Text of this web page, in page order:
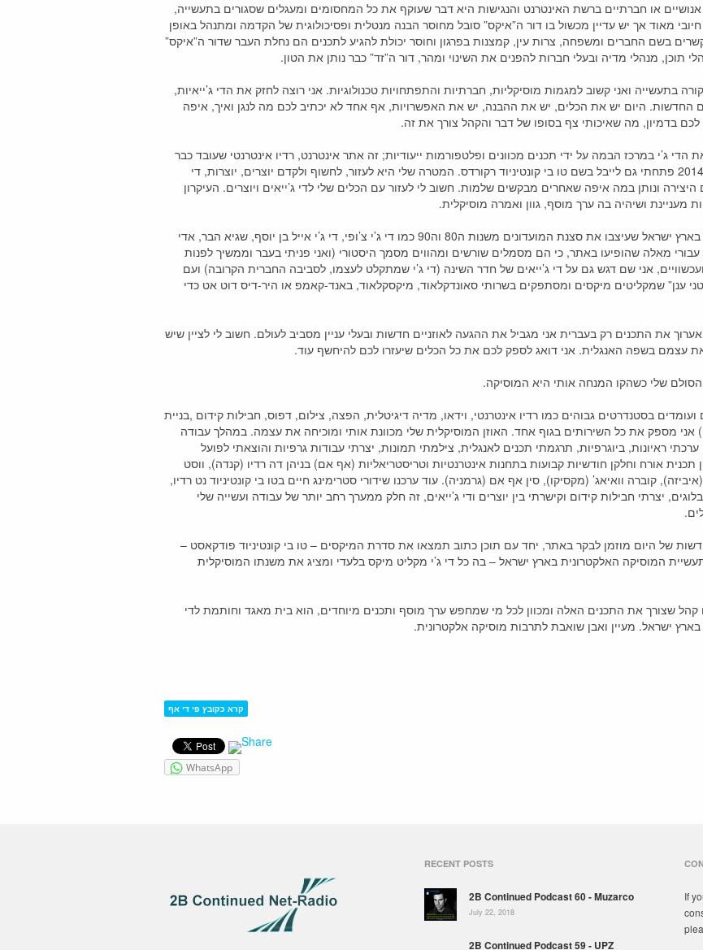
אנושיים או חברתיים ברשת האינטרנט והנגישות היא דבר שעוקף את כל המחסומים ומעגלים שסגורים בתעשייה,
מאוד אך יש עדיין מכשול בו דור ה”איקס” סובל מחוסר הבנה מנטלית ופסיכולוגית של הקדמה ומתנהל באופן
בשם החברים ומשפחה, צרות עין, קמצנות בפרגון וחוסר יכולת להגיע לתכנים הם נחלת העבר שדור ה”איקס”
מנהלי מדיה ובעלי חברות להפנים את השינוי ומהר, דור ה”זד” כבר נותן את הטון.
בתעשייה ואני קשוב למגמות מוסיקליות, חברתיות והתפתחויות טכנולוגיות. אני רוצה לחזק את הדי ג’ייאיות,
החדשות. היום יש את הכלים, יש את ההבנה, יש את האפשרויות, אף אחד לא יכתיב לכם מה לנגן ואיך, איפה
בדמיון, מה שאיכותי צף בסופו של דבר והקהל צורך את זה.
ג’י במרכז הבמה על ידי תכנים מכוונים ופלטפורמות ייעודיות; זה אתר אינטרנט, רדיו אינטרנטי שעובד כבר
המטרה שלי היא לעזור, לחשוף ולקדם יוצרים, יוצרות, די
היצירה ונותן במה איפה שאחרים מבקשים שלמות. חשוב לי לעזור עם הכלים שלי לדי ג’ייאים ויוצרים. העיקרון
מעניינת ושיהיה בה ערך מוסף, גוון ואמרה מוסיקלית.
שמות מובילים בתעשיית המוסיקה האלקטרונית בארץ ישראל שעיצבו את סצנת המועדונים משנות ה80 וה90 כמו די ג’י צ’ופי, די ג’י אייל בן יוסף, שגיא הבר, אדי
מאלה שהופיעו באתר, כי הם מסמלים שורשים ומהווים מסמך היסטורי (ואני פניתי בעבר וממשיך לפנות
אני שם דגש גם על די ג’ייאים של חדר השינה (די ג’י שמתקלט לעצמו, לסביבה החברית הקרובה) ועם
ענן” שמקליטים מיקסים ומסתפקים בשרותי סאונדקלאוד, מיקסקלאוד, באנד-קאמפ או היר-דיס דוט אט כדי
את התכנים רק בעברית אני מגביל את ההגעה לאוזניים חדשות ובעלי עניין מסביב לעולם. חשוב לי לציין שיש
עצמם בשפה האנגלית. אני דואג לספק לכם את כל הכלים שיעזרו לכם להיחשף עוד.
שלי כשהקו המנחה אותי היא המוסיקה.
ועומדים בסטנדרטים גבוהים כמו רדיו אינטרנטי, וידאו, מדיה דיגיטלית, הפצה, צילום, דפוס, חבילות קידום ,בניית
אני מספק את כל השירותים בגוף אחד. האוזן המוסיקלית שלי מכוונת אותי ומוכיחה את עצמה. במהלך עבודה
ראיונות, ביוגרפיות, תרגמתי תכנים לאנגלית, צילמתי תמונות, יצרתי עבודות גרפיות והוצאתי לפועל
תכנית אורח וחלקן חודשיות קבועות בתחנות אינטרנטיות וטריסטריאליות (אף אם) בניהן דה רדיו (קנדה), ווסט
(איביזה), קוברה וואיאג’ (מקסיקו), סין אף אם (גרמניה). עוד ערכנו שידורי סטרימינג חיים בטו בי קונטיניוד נט רדיו,
יצרתי חבילות קידום וקישרתי בין יוצרים ודי ג’ייאים, זה חלק ממערך רחב יותר של עבודה ועשייה שלי
של היום מוזמן לבקר באתר, יחד עם תוכן כתוב תמצאו את סדרת המיקסים – טו בי קונטיניוד פודקאסט –
המוסיקה האלקטרונית בארץ ישראל – בה כל די ג’י מקליט מיקס בלעדי ומציג את משנתו המוסיקלית
קהל שצורך את התכנים האלה ומכוון לכל מי שמחפש ערך מוסף ותכנים מיוחדים, הוא בית מאגד וחותמת לדי
בארץ ישראל. מעיין ואבן שואבת לתרבות מוסיקה אלקטרונית.
קרא כקובץ פי די אף
WhatsApp
RECENT POSTS
2B Continued Podcast 60 - Muzarco
July 22, 2018
2B Continued Podcast 59 - UPZ
If